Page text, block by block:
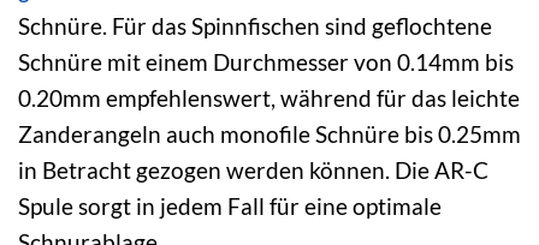
Schnüre. Für das Spinnfischen sind geflochtene
Schnüre mit einem Durchmesser von 0.14mm bis
0.20mm empfehlenswert, während für das leichte
Zanderangeln auch monofile Schnüre bis 0.25mm
in Betracht gezogen werden können. Die AR-C
Spule sorgt in jedem Fall für eine optimale